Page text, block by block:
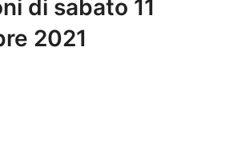
di sabato 11
2021